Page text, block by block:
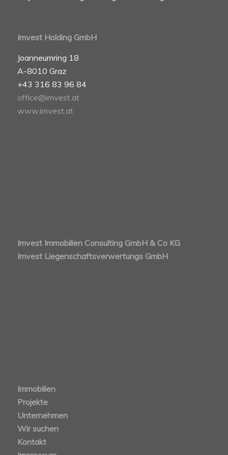
Imvest Holding GmbH
Joanneumring 18
A-8010 Graz
+43 316 83 96 84
office@imvest.at
www.imvest.at
Imvest Immobilien Consulting GmbH & Co KG
Imvest Liegenschaftsverwertungs GmbH
Immobilien
Projekte
Unternehmen
Wir suchen
Kontakt